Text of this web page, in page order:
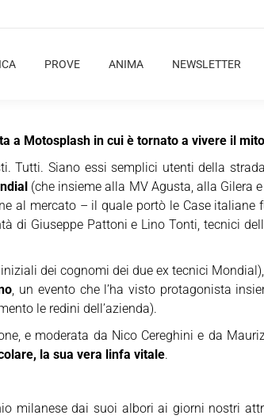
PROVE ANIMA NEWSLETTER
a Motosplash in cui è tornato a vivere il
Tutti. Siano essi semplici utenti della
(che insieme alla MV Agusta, alla Gilera
al mercato – il quale portò le Case
di Giuseppe Pattoni e Lino Tonti, tecnici
dei cognomi dei due ex tecnici
, un evento che l’ha visto protagonista
le redini dell’azienda).
e moderata da Nico Cereghini e da
la sua vera linfa vitale.
milanese dai suoi albori ai giorni nostri